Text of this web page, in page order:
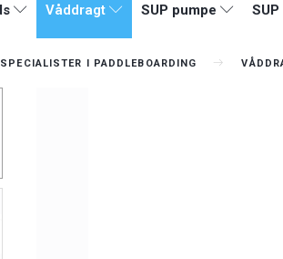
Våddragt SUP pumpe
I PADDLEBOARDING